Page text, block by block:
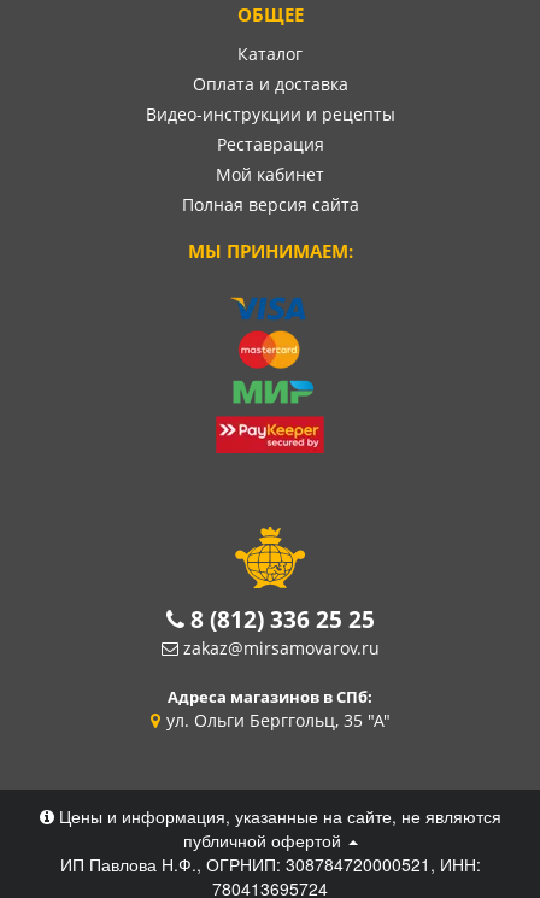
ОБЩЕЕ
Каталог
Оплата и доставка
Видео-инструкции и рецепты
Реставрация
Мой кабинет
Полная версия сайта
МЫ ПРИНИМАЕМ:
8 (812) 336 25 25
zakaz@mirsamovarov.ru
Адреса магазинов в СПб:
ул. Ольги Берггольц, 35 "А"
Цены и информация, указанные на сайте, не являются
публичной офертой
ИП Павлова Н.Ф., ОГРНИП: 308784720000521, ИНН:
780413695724